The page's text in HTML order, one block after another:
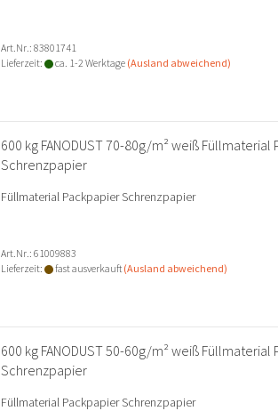
Art.Nr.: 83801741
Lieferzeit:
ca. 1-2 Werktage (Ausland abweichend)
600 kg FANODUST 70-80g/m² weiß Füllmaterial
Schrenzpapier
Füllmaterial Packpapier Schrenzpapier
Art.Nr.: 61009883
Lieferzeit:
fast ausverkauft (Ausland abweichend)
600 kg FANODUST 50-60g/m² weiß Füllmaterial
Schrenzpapier
Füllmaterial Packpapier Schrenzpapier